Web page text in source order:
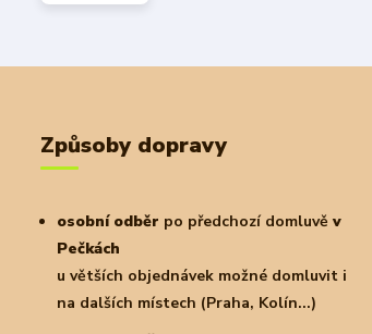
Způsoby dopravy
osobní odběr po předchozí domluvě v
Pečkách
u větších objednávek možné domluvit i
na dalších místech (Praha, Kolín...)